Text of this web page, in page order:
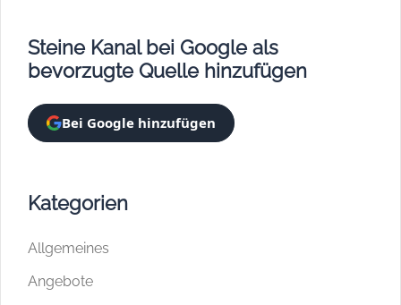
Steine Kanal bei Google als
bevorzugte Quelle hinzufügen
Bei Google hinzufügen
Kategorien
Allgemeines
Angebote